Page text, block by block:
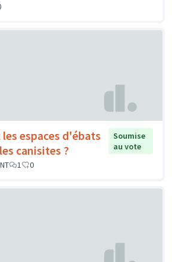
espaces d'ébats
canisites ?
Soumise
au vote
1 0